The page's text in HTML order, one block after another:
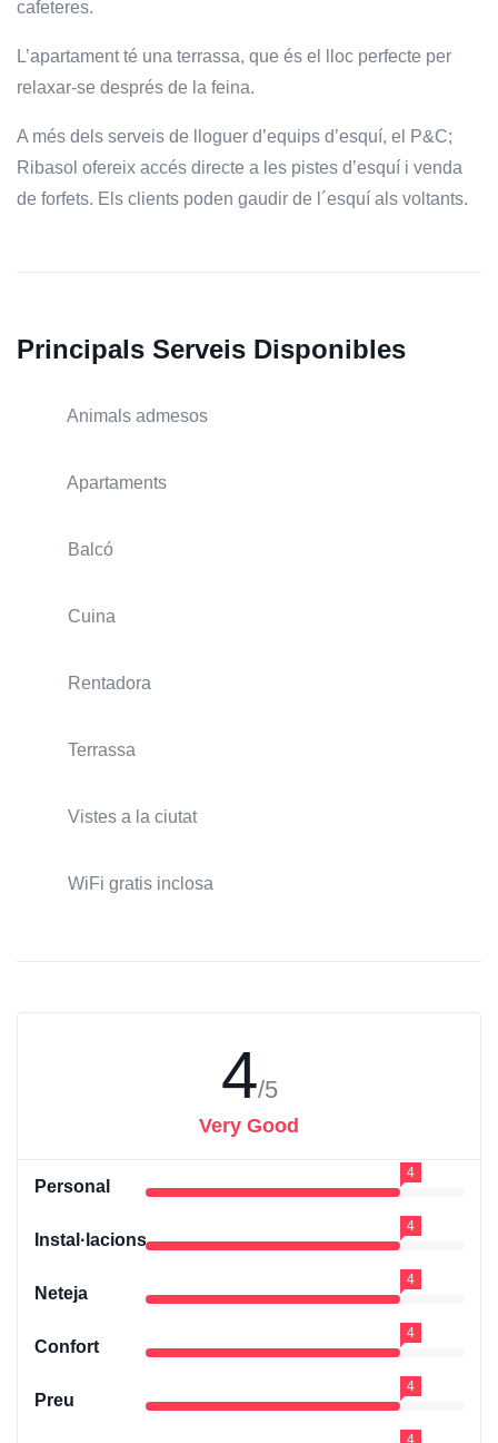
cafeteres.
L’apartament té una terrassa, que és el lloc perfecte per
relaxar-se després de la feina.
A més dels serveis de lloguer d’equips d’esquí, el P&C;
Ribasol ofereix accés directe a les pistes d’esquí i venda
de forfets. Els clients poden gaudir de l´esquí als voltants.
Principals Serveis Disponibles
Animals admesos
Apartaments
Balcó
Cuina
Rentadora
Terrassa
Vistes a la ciutat
WiFi gratis inclosa
4/5
Very Good
Personal
4
Instal·lacions
4
Neteja
4
Confort
4
Preu
4
4